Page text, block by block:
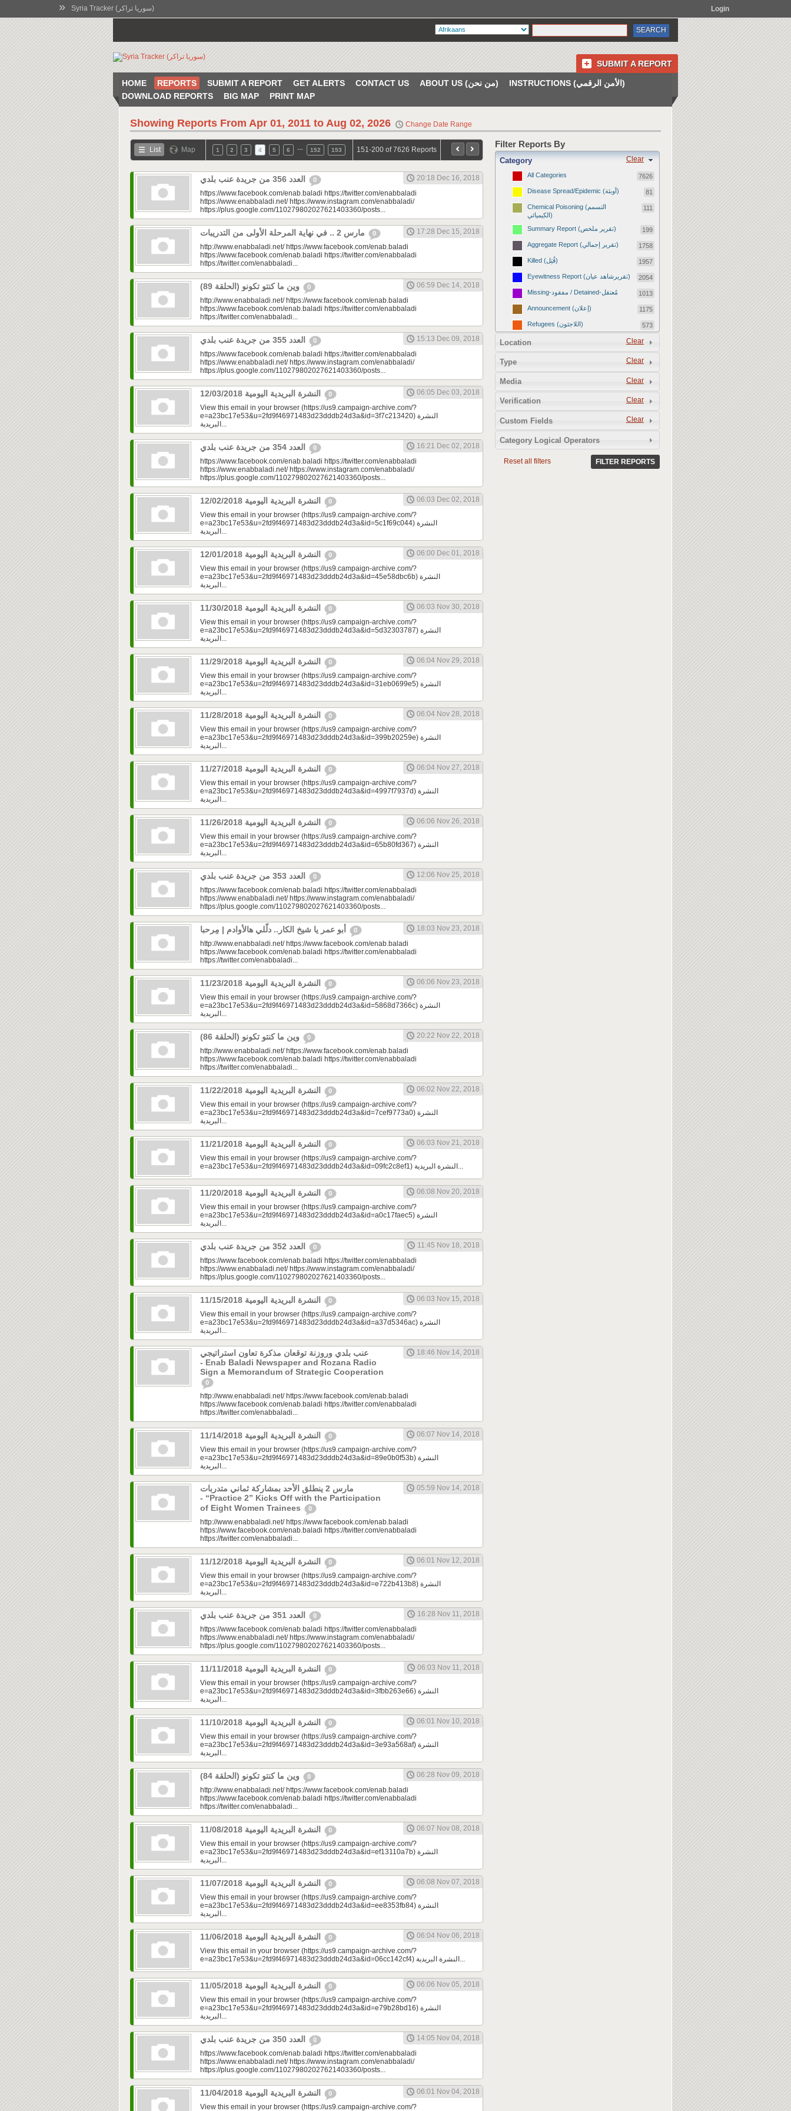
» Syria Tracker (سوريا تراكر) Login
SUBMIT A REPORT
HOME REPORTS SUBMIT A REPORT GET ALERTS CONTACT US ABOUT US (من نحن)
INSTRUCTIONS (الأمن الرقمي)
DOWNLOAD REPORTS
BIG MAP PRINT MAP
Showing Reports From Apr 01, 2011 to Aug 02, 2026 Change Date Range
List Map 1 2 3 4 5 6 152 153 151-200 of 7626 Reports
0
20:18 Dec 16, 2018
https://www.facebook.com/enab.baladi https://twitter.com/enabbaladi
https://www.enabbaladi.net/ https://www.instagram.com/enabbaladi/
https://plus.google.com/110279802027621403360/posts...
0
17:28 Dec 15, 2018
http://www.enabbaladi.net/ https://www.facebook.com/enab.baladi
https://www.facebook.com/enab.baladi https://twitter.com/enabbaladi
https://twitter.com/enabbaladi...
0
06:59 Dec 14, 2018
http://www.enabbaladi.net/ https://www.facebook.com/enab.baladi
https://www.facebook.com/enab.baladi https://twitter.com/enabbaladi
https://twitter.com/enabbaladi...
0
15:13 Dec 09, 2018
https://www.facebook.com/enab.baladi https://twitter.com/enabbaladi
https://www.enabbaladi.net/ https://www.instagram.com/enabbaladi/
https://plus.google.com/110279802027621403360/posts...
0
06:05 Dec 03, 2018
View this email in your browser (https://us9.campaign-archive.com/?
e=a23bc17e53&u=2fd9f46971483d23dddb24d3a&id=3f7c213420) النشرة
البريدية...
0
16:21 Dec 02, 2018
https://www.facebook.com/enab.baladi https://twitter.com/enabbaladi
https://www.enabbaladi.net/ https://www.instagram.com/enabbaladi/
https://plus.google.com/110279802027621403360/posts...
0
06:03 Dec 02, 2018
View this email in your browser (https://us9.campaign-archive.com/?
e=a23bc17e53&u=2fd9f46971483d23dddb24d3a&id=5c1f69c044) النشرة
البريدية...
0
06:00 Dec 01, 2018
View this email in your browser (https://us9.campaign-archive.com/?
e=a23bc17e53&u=2fd9f46971483d23dddb24d3a&id=45e58dbc6b) النشرة
البريدية...
0
06:03 Nov 30, 2018
View this email in your browser (https://us9.campaign-archive.com/?
e=a23bc17e53&u=2fd9f46971483d23dddb24d3a&id=5d32303787) النشرة
البريدية...
0
06:04 Nov 29, 2018
View this email in your browser (https://us9.campaign-archive.com/?
e=a23bc17e53&u=2fd9f46971483d23dddb24d3a&id=31eb0699e5) النشرة
البريدية...
0
06:04 Nov 28, 2018
View this email in your browser (https://us9.campaign-archive.com/?
e=a23bc17e53&u=2fd9f46971483d23dddb24d3a&id=399b20259e) النشرة
البريدية...
0
06:04 Nov 27, 2018
View this email in your browser (https://us9.campaign-archive.com/?
e=a23bc17e53&u=2fd9f46971483d23dddb24d3a&id=4997f7937d) النشرة
البريدية...
0
06:06 Nov 26, 2018
View this email in your browser (https://us9.campaign-archive.com/?
e=a23bc17e53&u=2fd9f46971483d23dddb24d3a&id=65b80fd367) النشرة
البريدية...
0
12:06 Nov 25, 2018
https://www.facebook.com/enab.baladi https://twitter.com/enabbaladi
https://www.enabbaladi.net/ https://www.instagram.com/enabbaladi/
https://plus.google.com/110279802027621403360/posts...
0
18:03 Nov 23, 2018
http://www.enabbaladi.net/ https://www.facebook.com/enab.baladi
https://www.facebook.com/enab.baladi https://twitter.com/enabbaladi
https://twitter.com/enabbaladi...
0
06:06 Nov 23, 2018
View this email in your browser (https://us9.campaign-archive.com/?
e=a23bc17e53&u=2fd9f46971483d23dddb24d3a&id=5868d7366c) النشرة
البريدية...
0
20:22 Nov 22, 2018
http://www.enabbaladi.net/ https://www.facebook.com/enab.baladi
https://www.facebook.com/enab.baladi https://twitter.com/enabbaladi
https://twitter.com/enabbaladi...
0
06:02 Nov 22, 2018
View this email in your browser (https://us9.campaign-archive.com/?
e=a23bc17e53&u=2fd9f46971483d23dddb24d3a&id=7cef9773a0) النشرة
البريدية...
0
06:03 Nov 21, 2018
View this email in your browser (https://us9.campaign-archive.com/?
e=a23bc17e53&u=2fd9f46971483d23dddb24d3a&id=09fc2c8ef1) النشرة البريدية...
0
06:08 Nov 20, 2018
View this email in your browser (https://us9.campaign-archive.com/?
e=a23bc17e53&u=2fd9f46971483d23dddb24d3a&id=a0c17faec5) النشرة
البريدية...
0
11:45 Nov 18, 2018
https://www.facebook.com/enab.baladi https://twitter.com/enabbaladi
https://www.enabbaladi.net/ https://www.instagram.com/enabbaladi/
https://plus.google.com/110279802027621403360/posts...
0
06:03 Nov 15, 2018
View this email in your browser (https://us9.campaign-archive.com/?
e=a23bc17e53&u=2fd9f46971483d23dddb24d3a&id=a37d5346ac) النشرة
البريدية...
عنب بلدي وروزنة توقعان مذكرة تعاون استراتيجي
- Enab Baladi Newspaper and Rozana Radio
Sign a Memorandum of Strategic Cooperation
0
18:46 Nov 14, 2018
http://www.enabbaladi.net/ https://www.facebook.com/enab.baladi
https://www.facebook.com/enab.baladi https://twitter.com/enabbaladi
https://twitter.com/enabbaladi...
0
06:07 Nov 14, 2018
View this email in your browser (https://us9.campaign-archive.com/?
e=a23bc17e53&u=2fd9f46971483d23dddb24d3a&id=89e0b0f53b) النشرة
البريدية...
مارس 2 ينطلق الأحد بمشاركة ثماني متدربات
- “Practice 2” Kicks Off with the Participation
of Eight Women Trainees
0
05:59 Nov 14, 2018
http://www.enabbaladi.net/ https://www.facebook.com/enab.baladi
https://www.facebook.com/enab.baladi https://twitter.com/enabbaladi
https://twitter.com/enabbaladi...
0
06:01 Nov 12, 2018
View this email in your browser (https://us9.campaign-archive.com/?
e=a23bc17e53&u=2fd9f46971483d23dddb24d3a&id=e722b413b8) النشرة
البريدية...
0
16:28 Nov 11, 2018
https://www.facebook.com/enab.baladi https://twitter.com/enabbaladi
https://www.enabbaladi.net/ https://www.instagram.com/enabbaladi/
https://plus.google.com/110279802027621403360/posts...
0
06:03 Nov 11, 2018
View this email in your browser (https://us9.campaign-archive.com/?
e=a23bc17e53&u=2fd9f46971483d23dddb24d3a&id=3fbb263e66) النشرة
البريدية...
0
06:01 Nov 10, 2018
View this email in your browser (https://us9.campaign-archive.com/?
e=a23bc17e53&u=2fd9f46971483d23dddb24d3a&id=3e93a568af) النشرة
البريدية...
0
06:28 Nov 09, 2018
http://www.enabbaladi.net/ https://www.facebook.com/enab.baladi
https://www.facebook.com/enab.baladi https://twitter.com/enabbaladi
https://twitter.com/enabbaladi...
0
06:07 Nov 08, 2018
View this email in your browser (https://us9.campaign-archive.com/?
e=a23bc17e53&u=2fd9f46971483d23dddb24d3a&id=ef13110a7b) النشرة
البريدية...
0
06:08 Nov 07, 2018
View this email in your browser (https://us9.campaign-archive.com/?
e=a23bc17e53&u=2fd9f46971483d23dddb24d3a&id=ee8353fb84) النشرة
البريدية...
0
06:04 Nov 06, 2018
View this email in your browser (https://us9.campaign-archive.com/?
e=a23bc17e53&u=2fd9f46971483d23dddb24d3a&id=06cc142cf4) النشرة البريدية...
0
06:06 Nov 05, 2018
View this email in your browser (https://us9.campaign-archive.com/?
e=a23bc17e53&u=2fd9f46971483d23dddb24d3a&id=e79b28bd16) النشرة
البريدية...
0
14:05 Nov 04, 2018
https://www.facebook.com/enab.baladi https://twitter.com/enabbaladi
https://www.enabbaladi.net/ https://www.instagram.com/enabbaladi/
https://plus.google.com/110279802027621403360/posts...
0
06:01 Nov 04, 2018
View this email in your browser (https://us9.campaign-archive.com/?
Filter Reports By
Clear
Category
All Categories 7626
Disease Spread/Epidemic (أوبئة) 81
Chemical Poisoning (التسمم
الكيميائي)
111
Summary Report (تقرير ملخص) 199
Aggregate Report (تقرير إجمالي) 1758
Killed (قُتِل) 1957
Eyewitness Report (تقريرشاهد عيان) 2054
Missing-مفقود / Detained-مُعتقل 1013
Announcement (إعلان) 1175
Refugees (اللاجئون) 573
1672
Revenge Killings (القتل بدافع الانتقام) 11
2
13
Clear
Location
Clear
Type
Clear
Media
Clear
Verification
Clear
Custom Fields
Category Logical Operators
Reset all filters FILTER REPORTS